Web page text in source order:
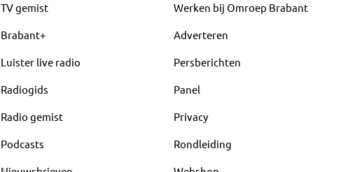
TV gemist
Brabant+
Luister live radio
Radiogids
Radio gemist
Podcasts
Werken bij Omroep Brabant
Adverteren
Persberichten
Panel
Privacy
Rondleiding